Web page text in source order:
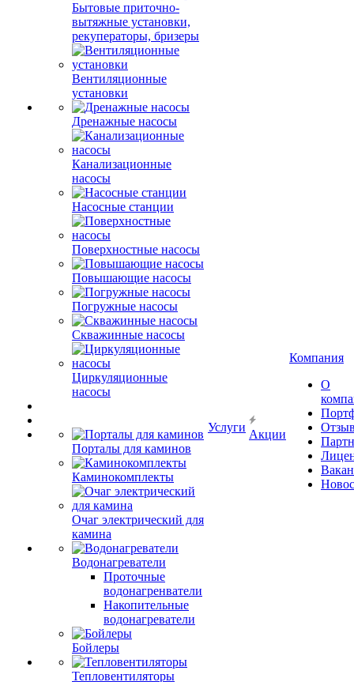
Бытовые приточно-
вытяжные установки,
рекуператоры, бризеры
Вентиляционные
установки
Дренажные насосы
Канализационные
насосы
Насосные станции
Поверхностные насосы
Повышающие насосы
Погружные насосы
Скважинные насосы
Циркуляционные
насосы
Порталы для каминов
Каминокомплекты
Очаг электрический для
камина
Водонагреватели
Проточные
водонагренватели
Накопительные
водонагреватели
Бойлеры
Тепловентиляторы
Услуги
Акции
Компания
О